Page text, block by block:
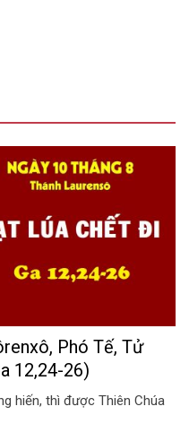
Phó Tế, Tử
12,24-26)
hiến, thì được Thiên Chúa